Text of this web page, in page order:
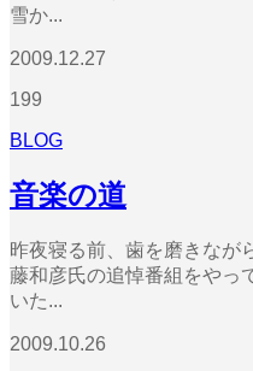
雪か...
2009.12.27
199
BLOG
音楽の道
昨夜寝る前、歯を磨きなが
藤和彦氏の追悼番組をやっ
いた...
2009.10.26